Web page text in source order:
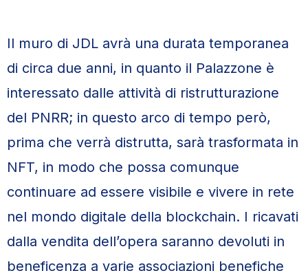
Il muro di JDL avrà una durata temporanea
di circa due anni, in quanto il Palazzone è
interessato dalle attività di ristrutturazione
del PNRR; in questo arco di tempo però,
prima che verrà distrutta, sarà trasformata in
NFT, in modo che possa comunque
continuare ad essere visibile e vivere in rete
nel mondo digitale della blockchain. I ricavati
dalla vendita dell’opera saranno devoluti in
beneficenza a varie associazioni benefiche